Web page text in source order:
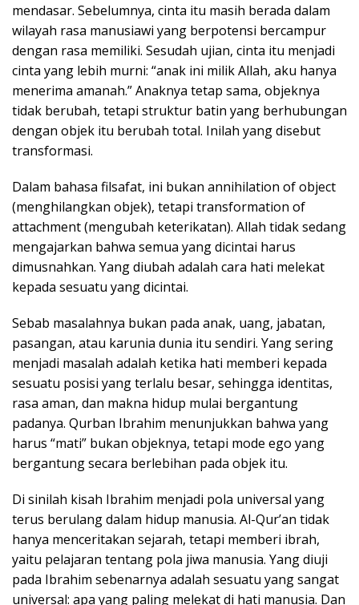
mendasar. Sebelumnya, cinta itu masih berada dalam
wilayah rasa manusiawi yang berpotensi bercampur
dengan rasa memiliki. Sesudah ujian, cinta itu menjadi
cinta yang lebih murni: “anak ini milik Allah, aku hanya
menerima amanah.” Anaknya tetap sama, objeknya
tidak berubah, tetapi struktur batin yang berhubungan
dengan objek itu berubah total. Inilah yang disebut
transformasi.
Dalam bahasa filsafat, ini bukan annihilation of object
(menghilangkan objek), tetapi transformation of
attachment (mengubah keterikatan). Allah tidak sedang
mengajarkan bahwa semua yang dicintai harus
dimusnahkan. Yang diubah adalah cara hati melekat
kepada sesuatu yang dicintai.
Sebab masalahnya bukan pada anak, uang, jabatan,
pasangan, atau karunia dunia itu sendiri. Yang sering
menjadi masalah adalah ketika hati memberi kepada
sesuatu posisi yang terlalu besar, sehingga identitas,
rasa aman, dan makna hidup mulai bergantung
padanya. Qurban Ibrahim menunjukkan bahwa yang
harus “mati” bukan objeknya, tetapi mode ego yang
bergantung secara berlebihan pada objek itu.
Di sinilah kisah Ibrahim menjadi pola universal yang
terus berulang dalam hidup manusia. Al-Qur’an tidak
hanya menceritakan sejarah, tetapi memberi ibrah,
yaitu pelajaran tentang pola jiwa manusia. Yang diuji
pada Ibrahim sebenarnya adalah sesuatu yang sangat
universal: apa yang paling melekat di hati manusia. Dan